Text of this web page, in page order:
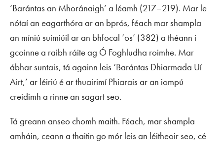
‘Barántas an Mhoránaigh’ a léamh (217–219). Mar le
nótaí an eagarthóra ar an bprós, féach mar shampla
an míniú suimiúil ar an bhfocal ‘os’ (382) a théann i
gcoinne a raibh ráite ag Ó Foghludha roimhe. Mar
ábhar suntais, tá againn leis ‘Barántas Dhiarmada Uí
Airt,’ ar léiriú é ar thuairimí Phiarais ar an iompú
creidimh a rinne an sagart seo.
Tá greann anseo chomh maith. Féach, mar shampla
amháin, ceann a thaitin go mór leis an léitheoir seo, cé